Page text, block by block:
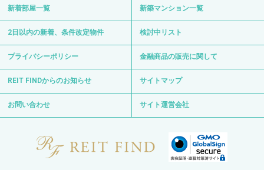
新着部屋一覧 新築マンション一覧
2日以内の新着、条件改定物件 検討中リスト
プライバシーポリシー 金融商品の販売に関して
REIT FINDからのお知らせ サイトマップ
お問い合わせ サイト運営会社